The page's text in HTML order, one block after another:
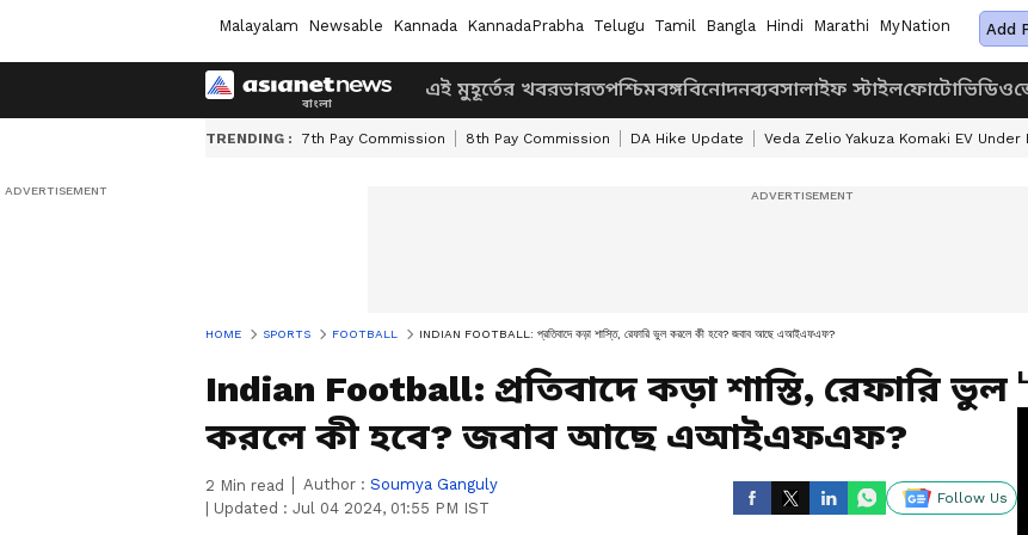
Malayalam Newsable Kannada KannadaPrabha Telugu Tamil Bangla Hindi Marathi MyNation Add
এই মুহূর্তের খবরভারতপশ্চিমবঙ্গবিনোদনব্যবসালাইফ স্টাইলফোটোভিডিও
TRENDING : 7th Pay Commission 8th Pay Commission DA Hike Update Veda Zelio Yakuza Komaki EV Under
HOME SPORTS FOOTBALL INDIAN FOOTBALL: প্রতিবাদে কড়া শাস্তি, রেফারি ভুল করলে কী হবে? জবাব আছে এআইএফএফ?
Indian Football: প্রতিবাদে কড়া শাস্তি, রেফারি ভুল
করলে কী হবে? জবাব আছে এআইএফএফ?
2 Min read Author : Soumya Ganguly
Updated : Jul 04 2024, 01:55 PM IST
Follow Us